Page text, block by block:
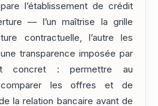
l’établissement de crédit
— l’un maîtrise la grille
contractuelle, l’autre les
transparence imposée par
concret : permettre au
comparer les offres et de
la relation bancaire avant de